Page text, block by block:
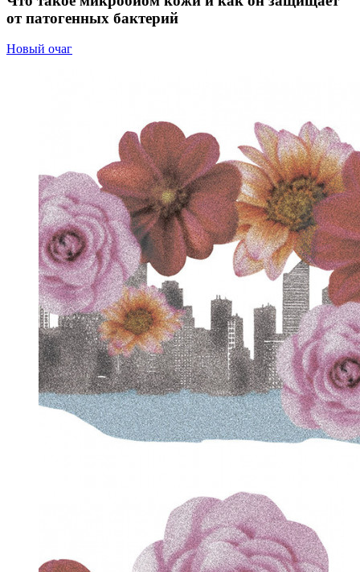
от патогенных бактерий
Новый очаг